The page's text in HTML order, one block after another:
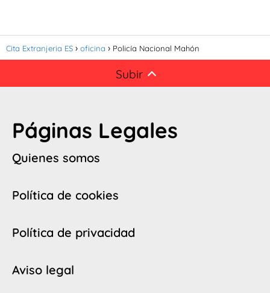
Cita Extranjeria ES oficina Policía Nacional Mahón
Subir
Páginas Legales
Quienes somos
Política de cookies
Política de privacidad
Aviso legal